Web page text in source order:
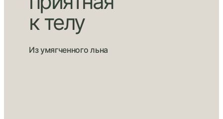
к телу
Из умягченного льна